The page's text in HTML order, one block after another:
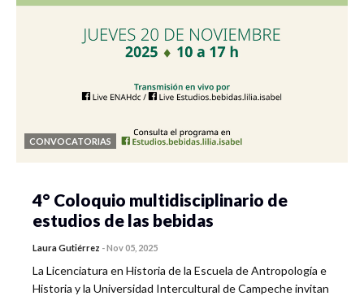
CONVOCATORIAS
4° Coloquio multidisciplinario de
estudios de las bebidas
Laura Gutiérrez -Nov 05, 2025
La Licenciatura en Historia de la Escuela de Antropología e
Historia y la Universidad Intercultural de Campeche invitan